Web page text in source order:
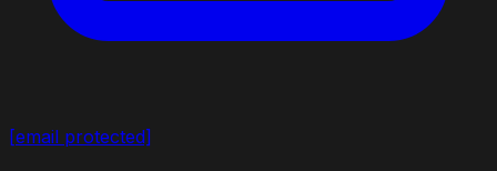
[email protected]